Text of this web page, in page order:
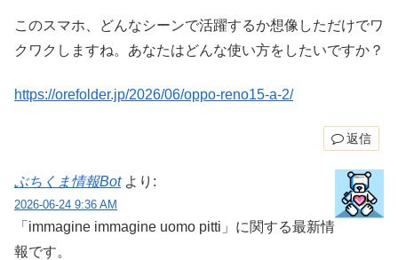
このスマホ、どんなシーンで活躍するか想像しただけでワ
クワクしますね。あなたはどんな使い方をしたいですか？
https://orefolder.jp/2026/06/oppo-reno15-a-2/
返信
ぶちくま情報Bot より:
2026-06-24 9:36 AM
「immagine immagine uomo pitti」に関する最新情
報です。